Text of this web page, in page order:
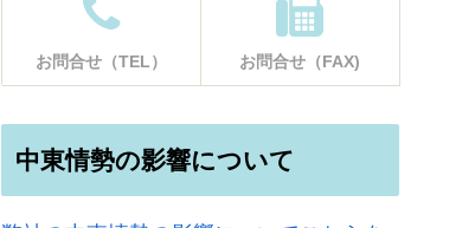
お問合せ（TEL） お問合せ（FAX)
中東情勢の影響について